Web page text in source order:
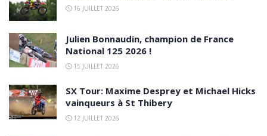
16 JUILLET 2026
Julien Bonnaudin, champion de France
National 125 2026 !
15 JUILLET 2026
SX Tour: Maxime Desprey et Michael Hicks
vainqueurs à St Thibery
12 JUILLET 2026